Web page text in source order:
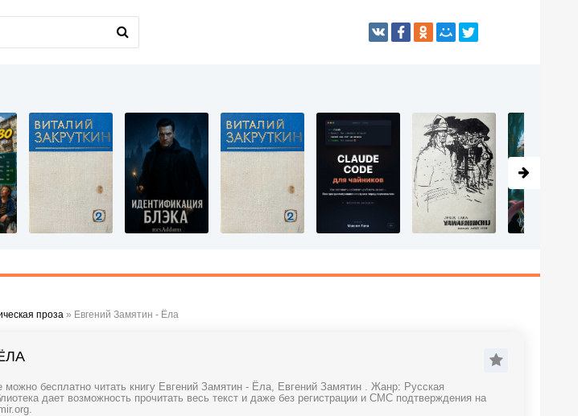
проза » Евгений Замятин - Ёла
бесплатно читать книгу Евгений Замятин - Ёла, Евгений Замятин . Жанр: Русская
дает возможность прочитать весь текст и даже без регистрации и СМС подтверждения на